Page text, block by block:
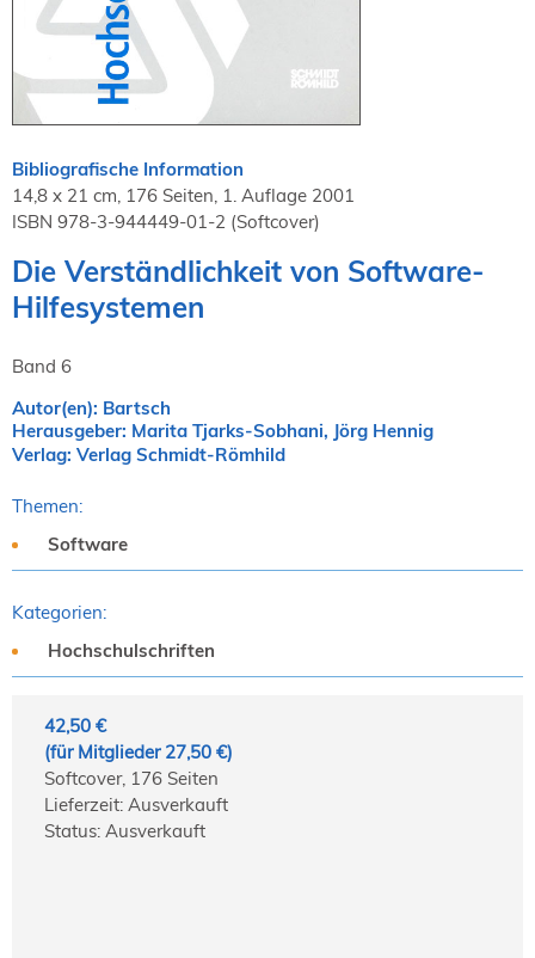
NORDIC TechKomm Kopenhagen
23.-24. September 2026
tekom-Jahrestagung 2026
10.-12. November, 2026 in Stuttgart
Mitglied werden
Expertenrat
Stellenangebote
Stellengesuche
Regionalgruppen
Downloadbereich
Bibliografische Information
14,8 x 21 cm, 176 Seiten, 1. Auflage 2001
ISBN 978-3-944449-01-2 (Softcover)
Die Verständlichkeit von Software-
Hilfesystemen
Band 6
Autor(en): Bartsch
Herausgeber: Marita Tjarks-Sobhani, Jörg Hennig
Verlag: Verlag Schmidt-Römhild
Themen:
Software
Kategorien:
Hochschulschriften
42,50 €
(für Mitglieder 27,50 €)
Softcover, 176 Seiten
Lieferzeit: Ausverkauft
Status: Ausverkauft